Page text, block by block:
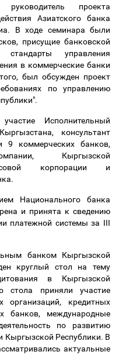
проекта
Азиатского банка
В ходе семинара были
присущие банковской
стандарты управления
в коммерческие банки
был обсужден проект
по управлению
Исполнительный
консультант
9 коммерческих банков,
Кыргызской
корпорации и
Национального банка
и принята к сведению
платежной системы за III
банком Кыргызской
круглый стол на тему
в Кыргызской
стола приняли участие
организаций, кредитных
банков, международные
по развитию
Кыргызской Республики. В
актуальные